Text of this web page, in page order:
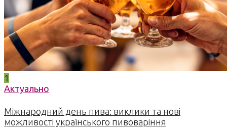
1
Актуально
Міжнародний день пива: виклики та нові
можливості українського пивоваріння